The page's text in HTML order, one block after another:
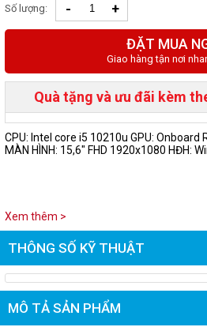
Số lượng: - +
ĐẶT MUA
Giao hàng tận nơi
Quà tặng và ưu đãi kèm
CPU: Intel core i5 10210u GPU: Onboard
MÀN HÌNH: 15,6" FHD 1920x1080 HĐH:
Xem thêm >
THÔNG SỐ KỸ THUẬT
MÔ TẢ SẢN PHẨM